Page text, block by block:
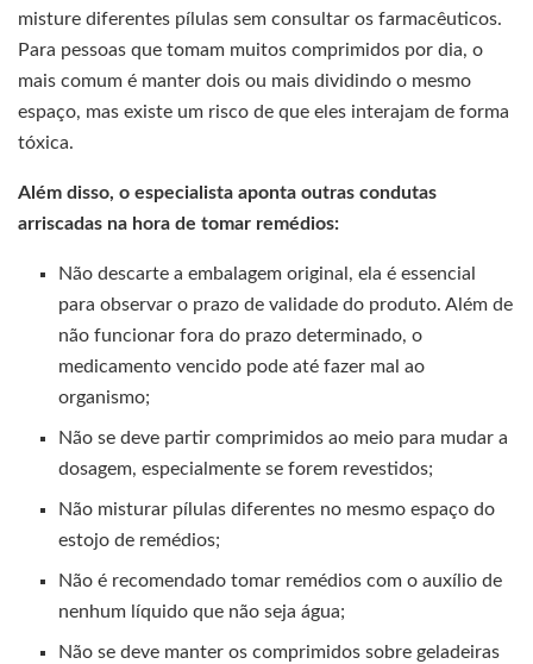
misture diferentes pílulas sem consultar os farmacêuticos.
Para pessoas que tomam muitos comprimidos por dia, o
mais comum é manter dois ou mais dividindo o mesmo
espaço, mas existe um risco de que eles interajam de forma
tóxica.
Além disso, o especialista aponta outras condutas
arriscadas na hora de tomar remédios:
Não descarte a embalagem original, ela é essencial
para observar o prazo de validade do produto. Além de
não funcionar fora do prazo determinado, o
medicamento vencido pode até fazer mal ao
organismo;
Não se deve partir comprimidos ao meio para mudar a
dosagem, especialmente se forem revestidos;
Não misturar pílulas diferentes no mesmo espaço do
estojo de remédios;
Não é recomendado tomar remédios com o auxílio de
nenhum líquido que não seja água;
Não se deve manter os comprimidos sobre geladeiras